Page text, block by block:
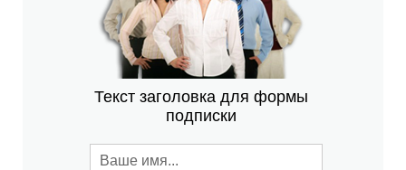
Текст заголовка для формы
подписки